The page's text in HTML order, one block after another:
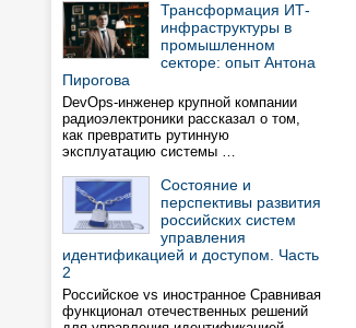
Трансформация ИТ-
инфраструктуры в
промышленном
секторе: опыт Антона
Пирогова
DevOps-инженер крупной компании
радиоэлектроники рассказал о том,
как превратить рутинную
эксплуатацию системы …
Состояние и
перспективы развития
российских систем
управления
идентификацией и доступом. Часть
2
Российское vs иностранное Сравнивая
функционал отечественных решений